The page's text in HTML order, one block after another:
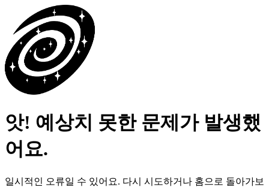
앗! 예상치 못한 문제가 발생했
어요.
일시적인 오류일 수 있어요. 다시 시도하거나 홈으로 돌아가보